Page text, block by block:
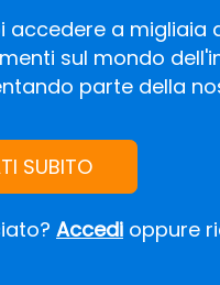
accedere a migliaia
sul mondo
parte della
SUBITO
Accedi oppure